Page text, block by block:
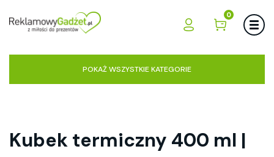
0
POKAŻ WSZYSTKIE KATEGORIE
Kubek termiczny 400 ml |